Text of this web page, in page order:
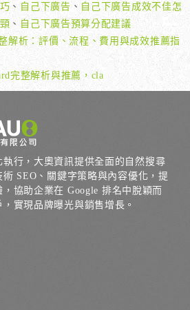
、 自己下廣告 、 自己下廣告成效不佳怎
、 自己下廣告預算分配建議
解析：評價、流程、費用與成效推薦指
完整解析與推薦，cla
行，大奧資訊提供全面的自然搜尋
SEO、關鍵字策略與內容優化，提
協助企業在 Google 排名中脫穎而
實現品牌曝光與銷售增長。